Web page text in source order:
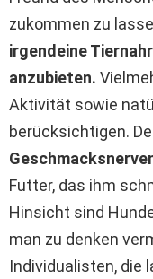
zukommen zu
irgendeine
anzubieten.
Aktivität sowie
berücksichtigen.
Futter, das ihm
Hinsicht sind
man zu denken
Individualisten, die